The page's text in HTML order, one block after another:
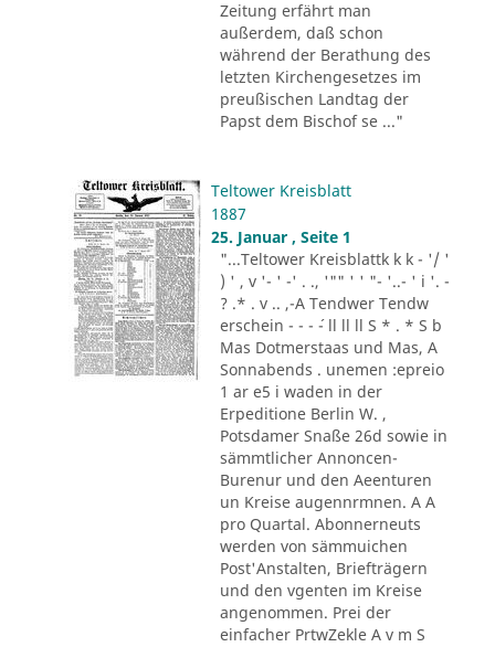
Zeitung erfährt man
außerdem, daß schon
während der Berathung des
letzten Kirchengesetzes im
preußischen Landtag der
Papst dem Bischof se ..."
Teltower Kreisblatt
1887
25. Januar , Seite 1
"...Teltower Kreisblattk k k - '/ '
) ' , v '- ' -' . ., '"" ' ' "- '..- ' i '. -
? .* . v .. ,-A Tendwer Tendw
erschein - - - ´- ll ll ll S * . * S b
Mas Dotmerstaas und Mas, A
Sonnabends . unemen :epreio
1 ar e5 i waden in der
Erpeditione Berlin W. ,
Potsdamer Snaße 26d sowie in
sämmtlicher Annoncen-
Burenur und den Aeenturen
un Kreise augennrmnen. A A
pro Quartal. Abonnerneuts
werden von sämmuichen
Post'Anstalten, Briefträgern
und den vgenten im Kreise
angenommen. Prei der
einfacher PrtwZekle A v m S